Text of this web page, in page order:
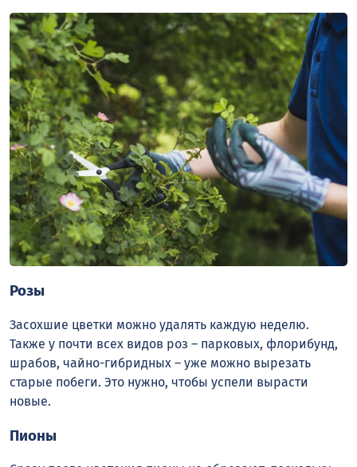
Розы
Засохшие цветки можно удалять каждую неделю.
Также у почти всех видов роз – парковых, флорибунд,
шрабов, чайно-гибридных – уже можно вырезать
старые побеги. Это нужно, чтобы успели вырасти
новые.
Пионы